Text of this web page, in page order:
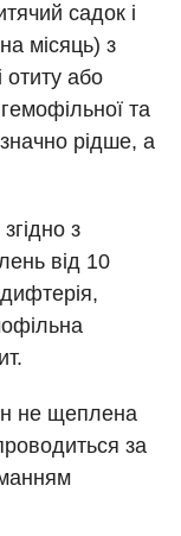
неврології
садок і
місяць) з
отиту або
та
рідше, а
з
від 10
не щеплена
за